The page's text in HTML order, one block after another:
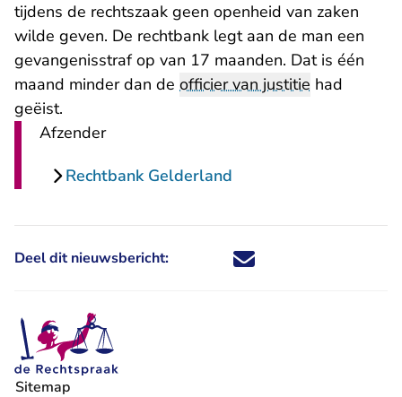
tijdens de rechtszaak geen openheid van zaken
wilde geven. De rechtbank legt aan de man een
gevangenisstraf op van 17 maanden. Dat is één
maand minder dan de officier van justitie had
geëist.
Afzender
Rechtbank Gelderland
Deel dit nieuwsbericht: Deel dit nieuwsbericht via X -
Deel dit nieuwsbericht via
Deel dit nieuwsbericht
Deel dit
Sitemap